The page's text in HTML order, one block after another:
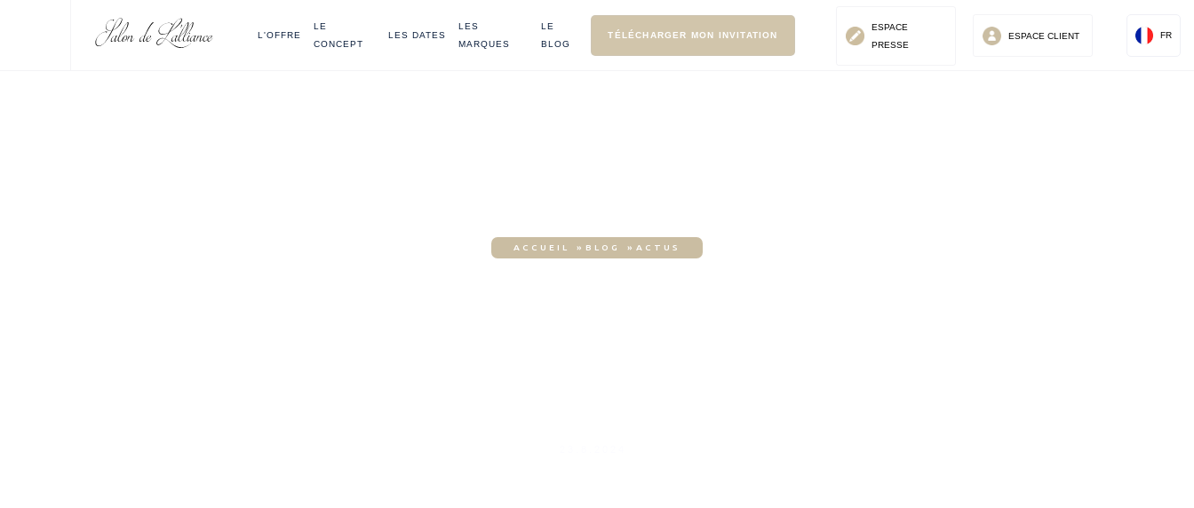
L'OFFRE
LE
CONCEPT
LES DATES
LES
MARQUES
LE
BLOG
TÉLÉCHARGER MON INVITATION
ESPACE
PRESSE
ESPACE CLIENT FR
ACCUEIL » BLOG » ACTUS